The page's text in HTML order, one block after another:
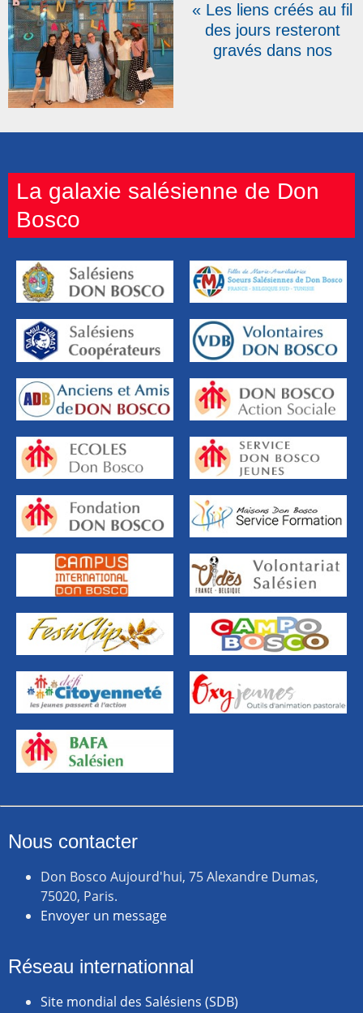
« Les liens créés au fil
des jours resteront
gravés dans nos
La galaxie salésienne de Don
Bosco
Nous contacter
Don Bosco Aujourd'hui, 75 Alexandre Dumas,
75020, Paris.
Envoyer un message
Réseau internationnal
Site mondial des Salésiens (SDB)